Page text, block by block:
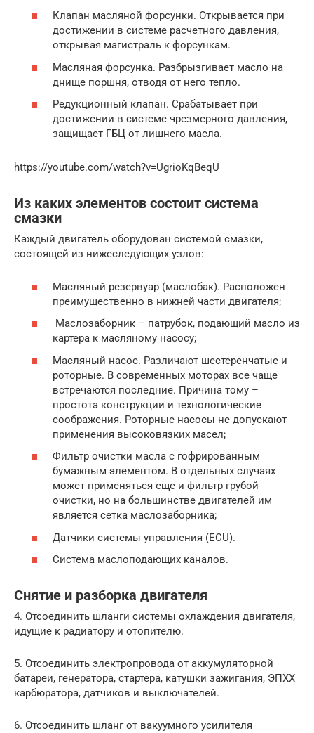
Клапан масляной форсунки. Открывается при
достижении в системе расчетного давления,
открывая магистраль к форсункам.
Масляная форсунка. Разбрызгивает масло на
днище поршня, отводя от него тепло.
Редукционный клапан. Срабатывает при
достижении в системе чрезмерного давления,
защищает ГБЦ от лишнего масла.
https://youtube.com/watch?v=UgrioKqBeqU
Из каких элементов состоит система
смазки
Каждый двигатель оборудован системой смазки,
состоящей из нижеследующих узлов:
Масляный резервуар (маслобак). Расположен
преимущественно в нижней части двигателя;
Маслозаборник – патрубок, подающий масло из
картера к масляному насосу;
Масляный насос. Различают шестеренчатые и
роторные. В современных моторах все чаще
встречаются последние. Причина тому –
простота конструкции и технологические
соображения. Роторные насосы не допускают
применения высоковязких масел;
Фильтр очистки масла с гофрированным
бумажным элементом. В отдельных случаях
может применяться еще и фильтр грубой
очистки, но на большинстве двигателей им
является сетка маслозаборника;
Датчики системы управления (ECU).
Система маслоподающих каналов.
Снятие и разборка двигателя
4. Отсоединить шланги системы охлаждения двигателя,
идущие к радиатору и отопителю.
5. Отсоединить электропровода от аккумуляторной
батареи, генера­тора, стартера, катушки зажигания, ЭПХХ
карбюратора, датчи­ков и выключателей.
6. Отсоединить шланг от вакуумного усилителя